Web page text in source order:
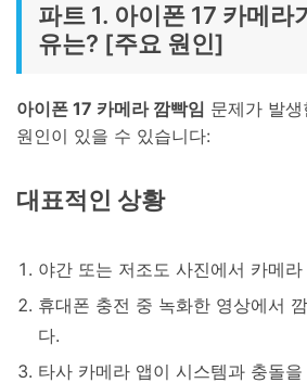
파트 1. 아이폰 17 카메라
유는? [주요 원인]
아이폰 17 카메라 깜빡임 문제가 발
원인이 있을 수 있습니다:
대표적인 상황
야간 또는 저조도 사진에서 카메
휴대폰 충전 중 녹화한 영상에서
다.
타사 카메라 앱이 시스템과 충돌을